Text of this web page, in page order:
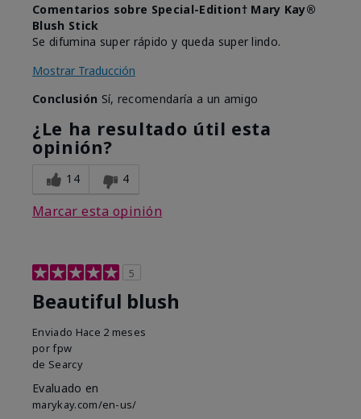
Comentarios sobre Special-Edition† Mary Kay®
Blush Stick
Se difumina super rápido y queda super lindo.
Mostrar Traducción
Conclusión Sí, recomendaría a un amigo
¿Le ha resultado útil esta
opinión?
14 4
Marcar esta opinión
5
Beautiful blush
Enviado Hace 2 meses
porfpw
de Searcy
Evaluado en
marykay.com/en-us/